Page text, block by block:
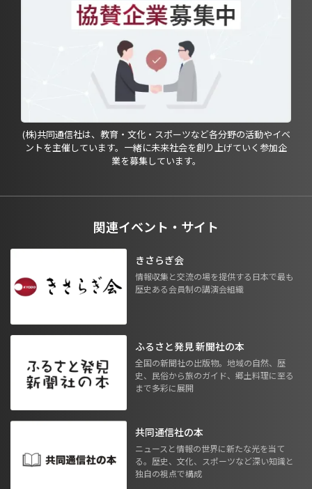
(株)共同通信社は、教育・文化・スポーツなど各分野の活動やイベ
ントを主催しています。一緒に未来社会を創り上げていく参加企
業を募集しています。
関連イベント・サイト
きさらぎ会
情報収集と交流の場を提供する日本で最も
歴史ある会員制の講演会組織
ふるさと発見 新聞社の本
全国の新聞社の出版物。地域の自然、歴
史、民俗から旅のガイド、郷土料理に至る
まで多彩に展開
共同通信社の本
ニュースと情報の世界に新たな光を当て
る。歴史、文化、スポーツなど深い知識と
独自の視点で構成